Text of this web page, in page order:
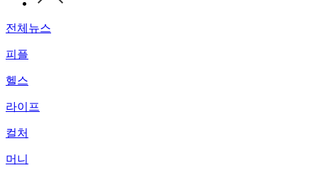
전체뉴스
피플
헬스
라이프
컬처
머니